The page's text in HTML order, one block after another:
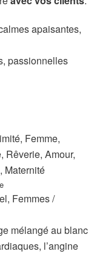
apaisantes,
passionnelles
Femme,
Rêverie, Amour,
Maternité
Femmes /
mélangé au blanc
l’angine